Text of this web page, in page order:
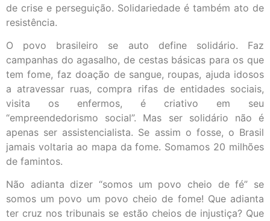
de crise e perseguição. Solidariedade é também ato de
resistência.
O povo brasileiro se auto define solidário. Faz
campanhas do agasalho, de cestas básicas para os que
tem fome, faz doação de sangue, roupas, ajuda idosos
a atravessar ruas, compra rifas de entidades sociais,
visita os enfermos, é criativo em seu
“empreendedorismo social”. Mas ser solidário não é
apenas ser assistencialista. Se assim o fosse, o Brasil
jamais voltaria ao mapa da fome. Somamos 20 milhões
de famintos.
Não adianta dizer “somos um povo cheio de fé” se
somos um povo um povo cheio de fome! Que adianta
ter cruz nos tribunais se estão cheios de injustiça? Que